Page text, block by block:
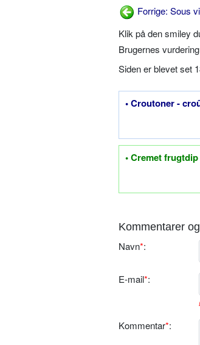
Forrige: Sous
Klik på den smiley
Brugernes vurdering
Siden er blevet set
• Croutoner -
• Cremet frugtdip
Kommentarer
Navn*:
E-mail*:
Kommentar*: